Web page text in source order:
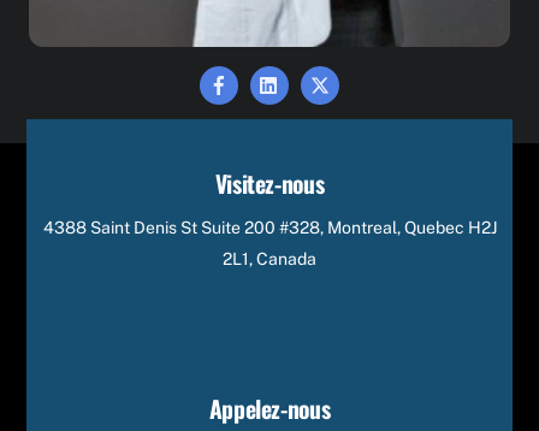
FacebookLinkedin
X
Visitez-nous
4388 Saint Denis St Suite 200 #328, Montreal, Quebec H2J
2L1, Canada
Appelez-nous